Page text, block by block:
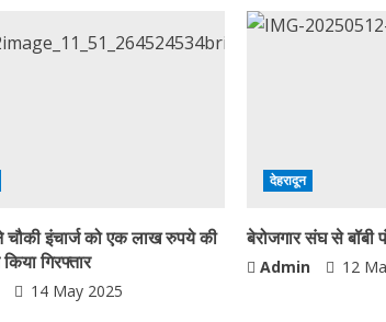
इंचार्ज को एक लाख रुपये की
गिरफ्तार
14 May 2025
देहरादून
बेरोजगार संघ से बॉबी
Admin 12